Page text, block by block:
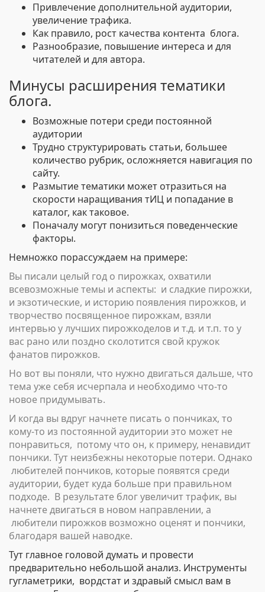
Привлечение дополнительной аудитории,
увеличение трафика.
Как правило, рост качества контента блога.
Разнообразие, повышение интереса и для
читателей и для автора.
Минусы расширения тематики
блога.
Возможные потери среди постоянной
аудитории
Трудно структурировать статьи, большее
количество рубрик, осложняется навигация по
сайту.
Размытие тематики может отразиться на
скорости наращивания тИЦ и попадание в
каталог, как таковое.
Поначалу могут понизиться поведенческие
факторы.
Немножко порассуждаем на примере:
Вы писали целый год о пирожках, охватили
всевозможные темы и аспекты: и сладкие пирожки,
и экзотические, и историю появления пирожков, и
творчество посвященное пирожкам, взяли
интервью у лучших пирожкоделов и т.д. и т.п. то у
вас рано или поздно сколотится свой кружок
фанатов пирожков.
Но вот вы поняли, что нужно двигаться дальше, что
тема уже себя исчерпала и необходимо что-то
новое придумывать.
И когда вы вдруг начнете писать о пончиках, то
кому-то из постоянной аудитории это может не
понравиться, потому что он, к примеру, ненавидит
пончики. Тут неизбежны некоторые потери. Однако
любителей пончиков, которые появятся среди
аудитории, будет куда больше при правильном
подходе. В результате блог увеличит трафик, вы
начнете двигаться в новом направлении, а
любители пирожков возможно оценят и пончики,
благодаря вашей наводке.
Тут главное головой думать и провести
предварительно небольшой анализ. Инструменты
гугламетрики, вордстат и здравый смысл вам в